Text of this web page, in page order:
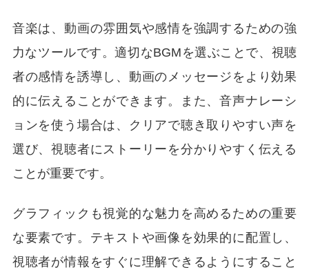
音楽は、動画の雰囲気や感情を強調するための強
力なツールです。適切なBGMを選ぶことで、視聴
者の感情を誘導し、動画のメッセージをより効果
的に伝えることができます。また、音声ナレーシ
ョンを使う場合は、クリアで聴き取りやすい声を
選び、視聴者にストーリーを分かりやすく伝える
ことが重要です。
グラフィックも視覚的な魅力を高めるための重要
な要素です。テキストや画像を効果的に配置し、
視聴者が情報をすぐに理解できるようにすること